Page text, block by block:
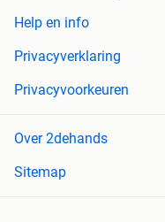
Help en info
Privacyverklaring
Privacyvoorkeuren
Over 2dehands
Sitemap